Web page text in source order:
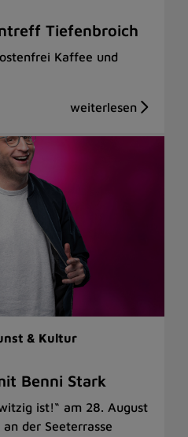
Tiefenbroich
Kaffee und
& Kultur
Benni Stark
ist!“ am 28. August
der Seeterrasse